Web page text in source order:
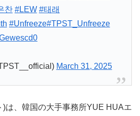
찬 #LEW #태래
#Unfreeze#TPST_Unfreeze
March 31, 2025
は、韓国の大手事務所YUE HUAエ